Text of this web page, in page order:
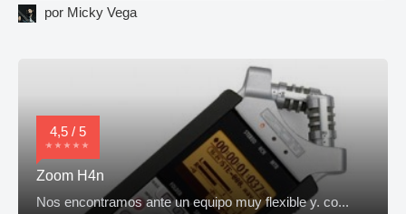
por Micky Vega
4,5 / 5
Zoom H4n
Nos encontramos ante un equipo muy flexible y. co...